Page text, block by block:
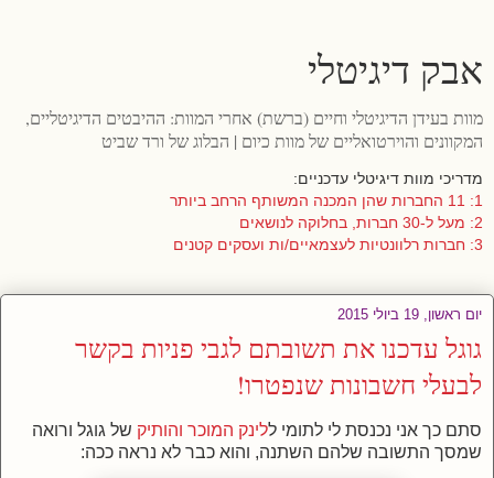
אבק דיגיטלי
מוות בעידן הדיגיטלי וחיים (ברשת) אחרי המוות: ההיבטים הדיגיטליים,
המקוונים והוירטואליים של מוות כיום | הבלוג של ורד שביט
מדריכי מוות דיגיטלי עדכניים:
1: 11 החברות שהן המכנה המשותף הרחב ביותר
2: מעל ל-30 חברות, בחלוקה לנושאים
3: חברות רלוונטיות לעצמאיים/ות ועסקים קטנים
יום ראשון, 19 ביולי 2015
גוגל עדכנו את תשובתם לגבי פניות בקשר
לבעלי חשבונות שנפטרו!
סתם כך אני נכנסת לי לתומי ללינק המוכר והותיק של גוגל ורואה
שמסך התשובה שלהם השתנה, והוא כבר לא נראה ככה: